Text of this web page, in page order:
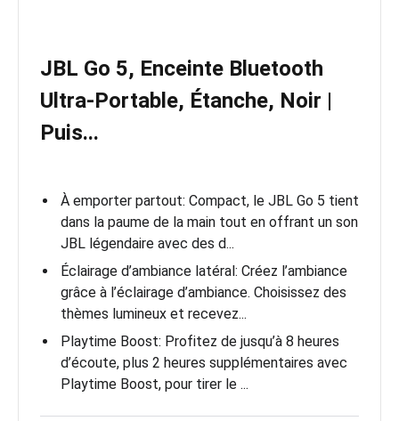
JBL Go 5, Enceinte Bluetooth
Ultra‑Portable, Étanche, Noir |
Puis...
À emporter partout: Compact, le JBL Go 5 tient
dans la paume de la main tout en offrant un son
JBL légendaire avec des d...
Éclairage d’ambiance latéral: Créez l’ambiance
grâce à l’éclairage d’ambiance. Choisissez des
thèmes lumineux et recevez...
Playtime Boost: Profitez de jusqu’à 8 heures
d’écoute, plus 2 heures supplémentaires avec
Playtime Boost, pour tirer le ...